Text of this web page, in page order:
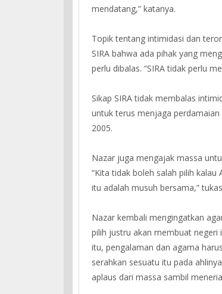
mendatang,” katanya.
Topik tentang intimidasi dan
SIRA bahwa ada pihak yang
perlu dibalas. “SIRA tidak perlu
Sikap SIRA tidak membalas
untuk terus menjaga
2005.
Nazar juga mengajak massa
“Kita tidak boleh salah pilih
itu adalah musuh bersama,”
Nazar kembali mengingatkan
pilih justru akan membuat negeri
itu, pengalaman dan agama
serahkan sesuatu itu pada
aplaus dari massa sambil